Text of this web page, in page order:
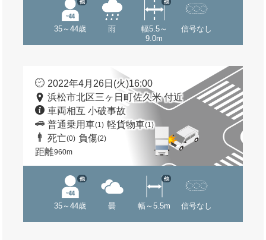
35～44歳
他
雨
幅5.5～
9.0m
他
信号なし
2022年4月26日(火)16:00
浜松市北区三ヶ日町佐久米 付近
車両相互 小破事故
普通乗用車(1) 軽貨物車(1)
死亡(0) 負傷(2)
距離960m
35～44歳
他
曇 幅～5.5m
他
信号なし